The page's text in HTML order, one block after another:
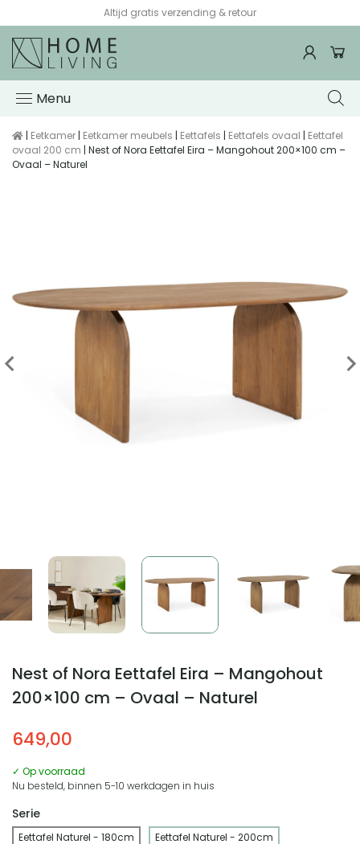
Altijd gratis verzending & retour
Menu
| Eetkamer | Eetkamer meubels | Eettafels | Eettafels ovaal | Eettafel
ovaal 200 cm | Nest of Nora Eettafel Eira – Mangohout 200×100 cm –
Ovaal – Naturel
Nest of Nora Eettafel Eira – Mangohout
200×100 cm – Ovaal – Naturel
649,00
✓ Op voorraad
Nu besteld, binnen 5-10 werkdagen in huis
Serie
Eettafel Naturel - 180cm Eettafel Naturel - 200cm